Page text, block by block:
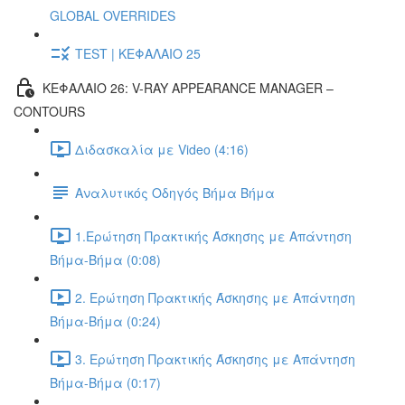
GLOBAL OVERRIDES
TEST | ΚΕΦΑΛΑΙΟ 25
ΚΕΦΑΛΑΙΟ 26: V-RAY APPEARANCE MANAGER –
CONTOURS
Διδασκαλία με Video (4:16)
Αναλυτικός Οδηγός Βήμα Βήμα
1.Ερώτηση Πρακτικής Άσκησης με Απάντηση
Βήμα-Βήμα (0:08)
2. Ερώτηση Πρακτικής Άσκησης με Απάντηση
Βήμα-Βήμα (0:24)
3. Ερώτηση Πρακτικής Άσκησης με Απάντηση
Βήμα-Βήμα (0:17)